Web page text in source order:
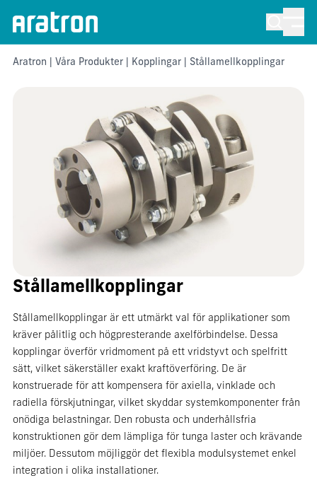
Aratron Våra Produkter| Kopplingar| Stållamellkopplingar
Stållamellkopplingar
Stållamellkopplingar är ett utmärkt val för applikationer som
kräver pålitlig och högpresterande axelförbindelse. Dessa
kopplingar överför vridmoment på ett vridstyvt och spelfritt
sätt, vilket säkerställer exakt kraftöverföring. De är
konstruerade för att kompensera för axiella, vinklade och
radiella förskjutningar, vilket skyddar systemkomponenter från
onödiga belastningar. Den robusta och underhållsfria
konstruktionen gör dem lämpliga för tunga laster och krävande
miljöer. Dessutom möjliggör det flexibla modulsystemet enkel
integration i olika installationer.